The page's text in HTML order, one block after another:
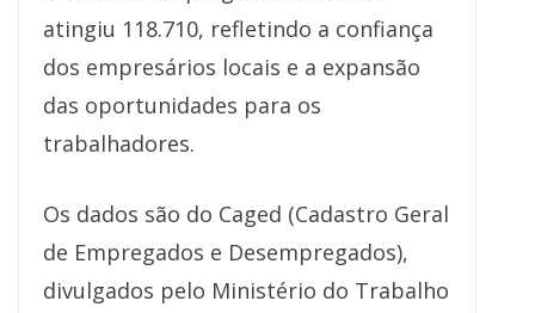
atingiu 118.710, refletindo a confiança
dos empresários locais e a expansão
das oportunidades para os
trabalhadores.
Os dados são do Caged (Cadastro Geral
de Empregados e Desempregados),
divulgados pelo Ministério do Trabalho